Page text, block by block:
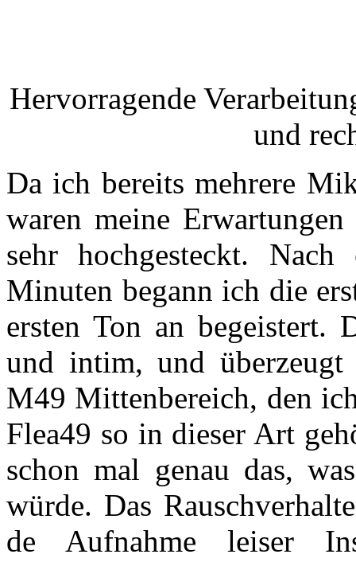
Hervorragende
und
Da ich bereits mehrere
waren meine
sehr hochgesteckt.
Minuten begann ich die
ersten Ton an
und intim, und überzeugt
M49 Mittenbereich, den
Flea49 so in dieser Art
schon mal genau das,
würde. Das
de Aufnahme leiser